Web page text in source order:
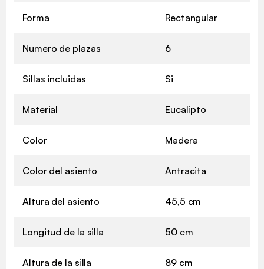
Forma Rectangular
Numero de plazas 6
Sillas incluidas Si
Material Eucalipto
Color Madera
Color del asiento Antracita
Altura del asiento 45,5 cm
Longitud de la silla 50 cm
Altura de la silla 89 cm